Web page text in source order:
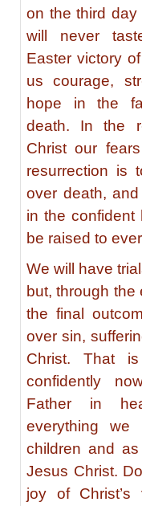
on the third
will never
Easter victory
us courage,
hope in the
death. In the
Christ our
resurrection is
over death,
in the confident
be raised to
We will have
but, through the
the final
over sin,
Christ. That
confidently
Father in
everything
children and
Jesus Christ.
joy of